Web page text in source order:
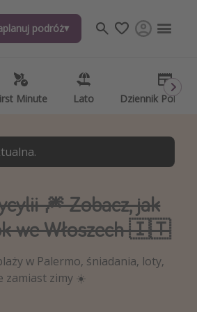
podróż
Minute Lato Dziennik
podróż
Minute Lato Dziennik
🎆 Zobacz, jak
we Włoszech 🇮🇹
w Palermo, śniadania, loty,
zamiast zimy ☀️